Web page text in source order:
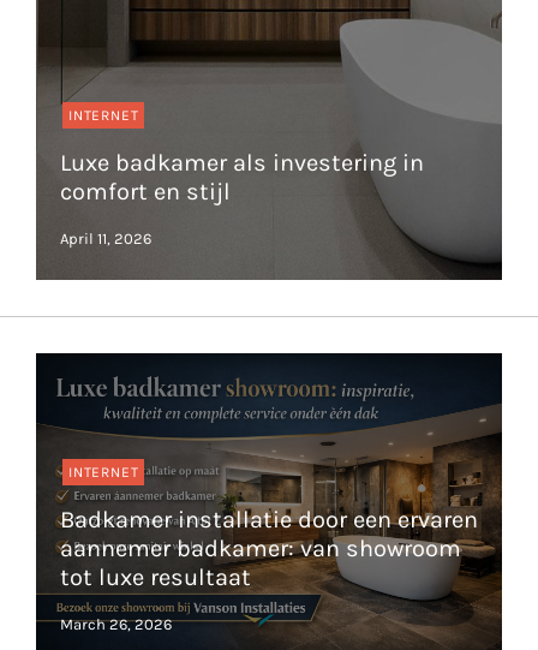
INTERNET
Luxe badkamer als investering in
comfort en stijl
INTERNET
Badkamer installatie door een ervaren
aannemer badkamer: van showroom
tot luxe resultaat